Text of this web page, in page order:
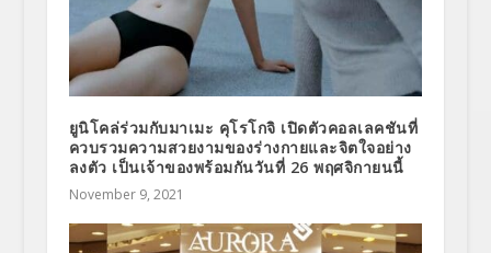
ยูนิโคล่ร่วมกับมาเมะ คุโรโกจิ เปิดตัวคอลเลคชันที่
ควบรวมความสวยงามของร่างกายและจิตใจอย่าง
ลงตัว เป็นเจ้าของพร้อมกันวันที่ 26 พฤศจิกายนนี้
November 9, 2021